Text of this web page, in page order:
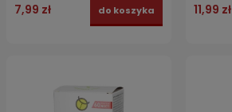
7,99 zł do koszyka 11,99 zł